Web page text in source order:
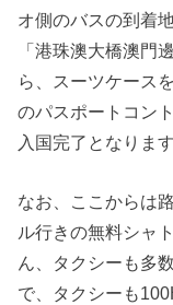
オ側のバスの到着
「港珠澳大橋澳門
ら、スーツケース
のパスポートコン
入国完了となります
なお、ここからは
ル行きの無料シャ
ん、タクシーも多
で、タクシーも